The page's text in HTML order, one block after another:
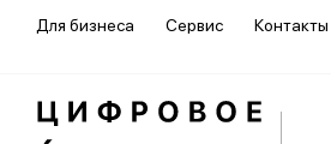
Для бизнеса Сервис Контакты